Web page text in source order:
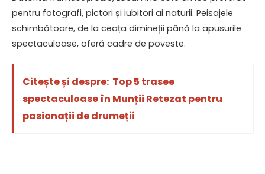
pentru fotografi, pictori și iubitori ai naturii. Peisajele
schimbătoare, de la ceața dimineții până la apusurile
spectaculoase, oferă cadre de poveste.
Citește și despre: Top 5 trasee
spectaculoase în Munții Retezat pentru
pasionații de drumeții